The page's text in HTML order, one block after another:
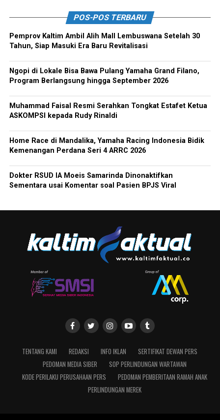
POS-POS TERBARU
Pemprov Kaltim Ambil Alih Mall Lembuswana Setelah 30
Tahun, Siap Masuki Era Baru Revitalisasi
Ngopi di Lokale Bisa Bawa Pulang Yamaha Grand Filano,
Program Berlangsung hingga September 2026
Muhammad Faisal Resmi Serahkan Tongkat Estafet Ketua
ASKOMPSI kepada Rudy Rinaldi
Home Race di Mandalika, Yamaha Racing Indonesia Bidik
Kemenangan Perdana Seri 4 ARRC 2026
Dokter RSUD IA Moeis Samarinda Dinonaktifkan
Sementara usai Komentar soal Pasien BPJS Viral
TENTANG KAMI REDAKSI INFO IKLAN
SERTIFIKAT DEWAN PERS
PEDOMAN MEDIA SIBER
SOP PERLINDUNGAN WARTAWAN
KODE PERILAKU PERUSAHAAN PERS
PEDOMAN PEMBERITAAN RAMAH ANAK
PERLINDUNGAN MEREK